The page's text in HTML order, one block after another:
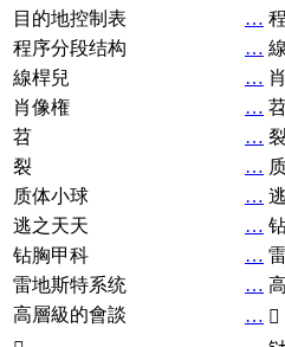
目的地控制表
…
程序分段结构
…
線桿兒
…
肖像権
…
苕
…
裂
…
质体小球
…
逃之天天
…
钻胸甲科
…
雷地斯特系统
…
高層級的會談
… 𧘞